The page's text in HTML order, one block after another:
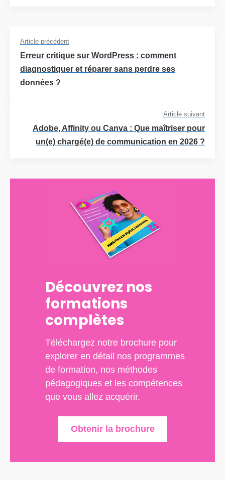
Article précédent
Erreur critique sur WordPress : comment
diagnostiquer et réparer sans perdre ses
données ?
Article suivant
Adobe, Affinity ou Canva : Que maîtriser pour
un(e) chargé(e) de communication en 2026 ?
Découvrez nos
formations
complètes
Téléchargez notre brochure pour
explorer en détail nos programmes
de formation, nos méthodes
pédagogiques et les compétences
que vous allez acquérir.
Obtenir la brochure